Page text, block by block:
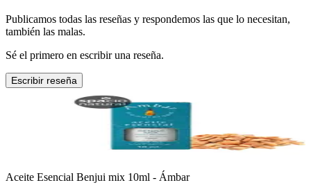
Publicamos todas las reseñas y respondemos las que lo necesitan,
también las malas.
Sé el primero en escribir una reseña.
Escribir reseña
Aceite Esencial Benjui mix 10ml - Ámbar